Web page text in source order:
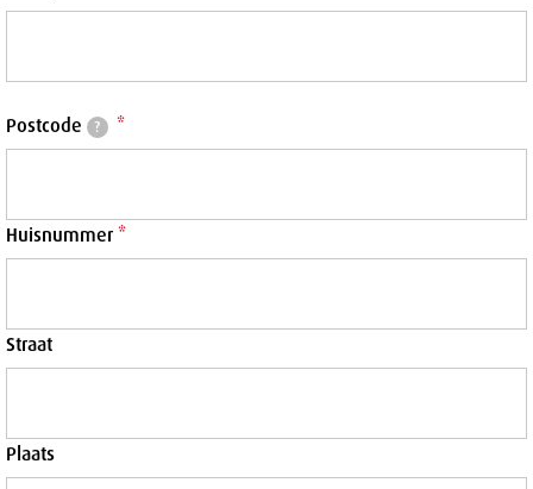
Postcode ? *
Huisnummer *
Straat
Plaats